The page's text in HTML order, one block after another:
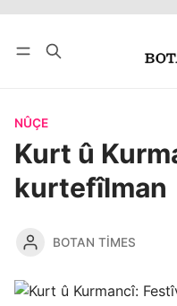
bişopîne
NÛÇE
Kurt û
kurtefîlman
BOTAN TIMES